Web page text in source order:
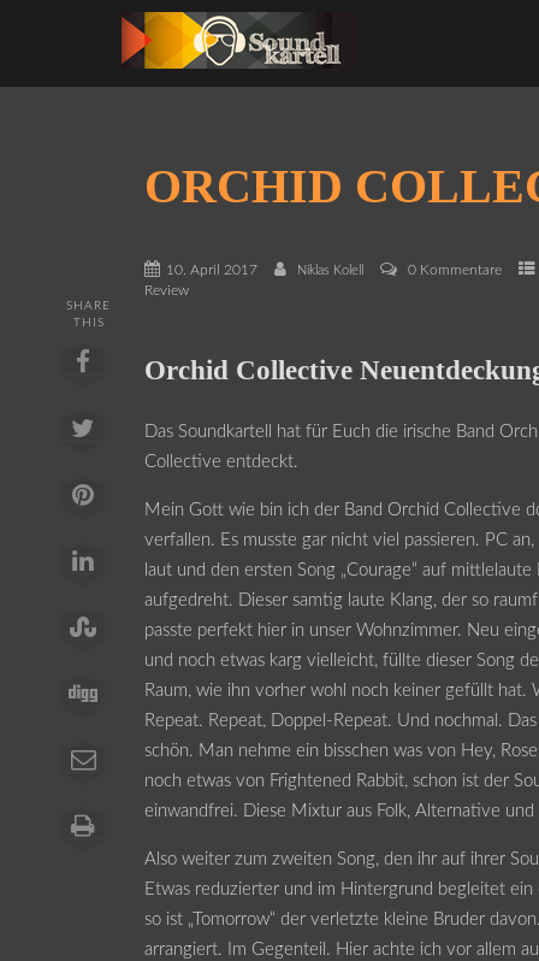
ORCHID
10. April 2017 Niklas Kolell
0 Kommentare
Review
SHARE
THIS
Orchid Collective
Das Soundkartell hat für Euch die irische Band
Collective entdeckt.
Mein Gott wie bin ich der Band Orchid Collective
verfallen. Es musste gar nicht viel passieren. PC
laut und den ersten Song „Courage“ auf mittlelaute
aufgedreht. Dieser samtig laute Klang, der so
passte perfekt hier in unser Wohnzimmer. Neu
und noch etwas karg vielleicht, füllte dieser Song
Raum, wie ihn vorher wohl noch keiner gefüllt hat.
Repeat. Repeat, Doppel-Repeat. Und nochmal.
schön. Man nehme ein bisschen was von Hey,
noch etwas von Frightened Rabbit, schon ist der
einwandfrei. Diese Mixtur aus Folk, Alternative
Also weiter zum zweiten Song, den ihr auf ihrer
Etwas reduzierter und im Hintergrund begleitet
so ist „Tomorrow“ der verletzte kleine Bruder
arrangiert. Im Gegenteil. Hier achte ich vor allem